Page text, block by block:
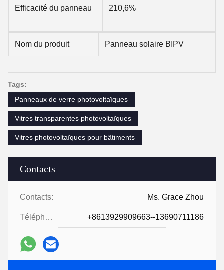
Contacts
Contacts: Ms. Grace Zhou
Téléphone: +8613929909663--13690711186
Efficacité du panneau 210,6%
Nom du produit Panneau solaire BIPV
Tags:
Panneaux de verre photovoltaïques
Vitres transparentes photovoltaïques
Vitres photovoltaïques pour bâtiments